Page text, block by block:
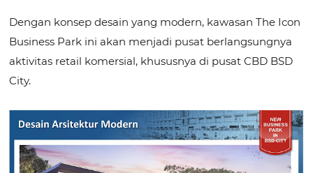
Dengan konsep desain yang modern, kawasan The Icon
Business Park ini akan menjadi pusat berlangsungnya
aktivitas retail komersial, khususnya di pusat CBD BSD
City.